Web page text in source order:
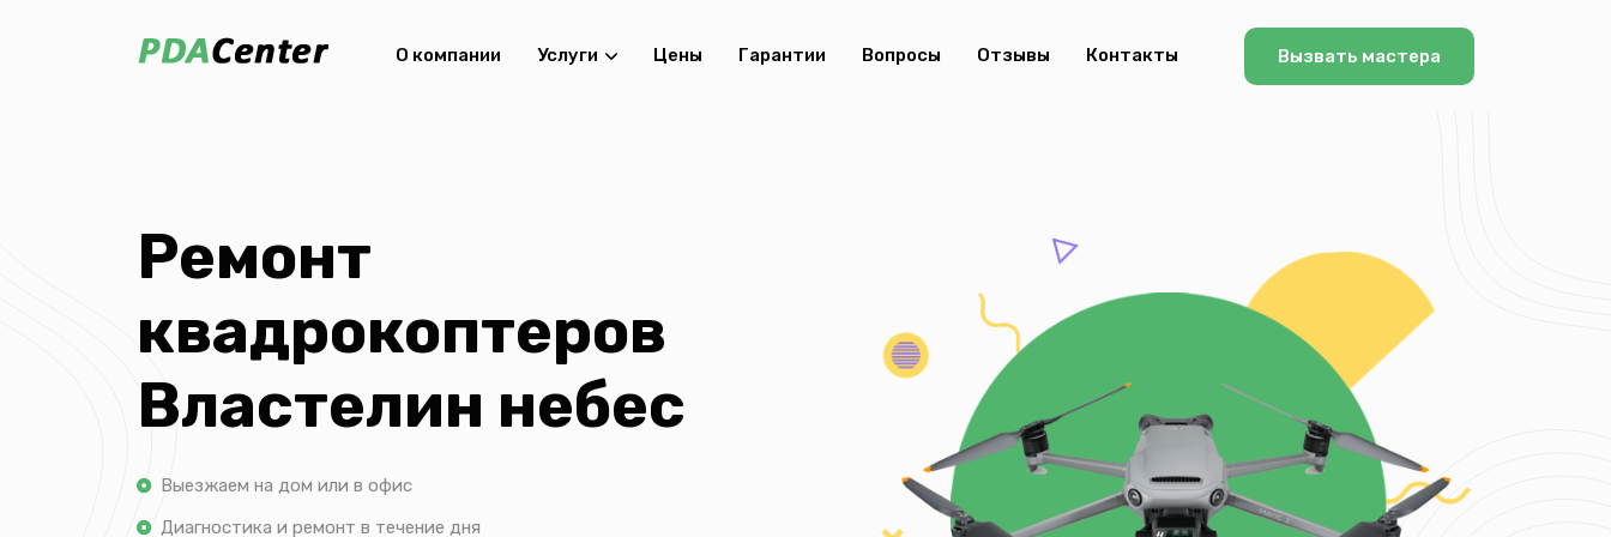
О компании Услуги Цены Гарантии Вопросы Отзывы Контакты Вызвать мастера
Ремонт
квадрокоптеров
Властелин небес
Выезжаем на дом или в офис
Диагностика и ремонт в течение дня